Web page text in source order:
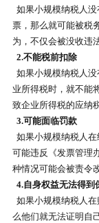
如果小规模纳税人
票，那么就可能被税
为，不仅会被没收违
2.不能税前扣除
如果小规模纳税人
业所得税时，就不能
致企业所得税的应纳
3.可能面临罚款
如果小规模纳税人
可能违反《发票管理
种情况可能会被责令
4.自身权益无法得到
如果小规模纳税人
么他们就无法证明自